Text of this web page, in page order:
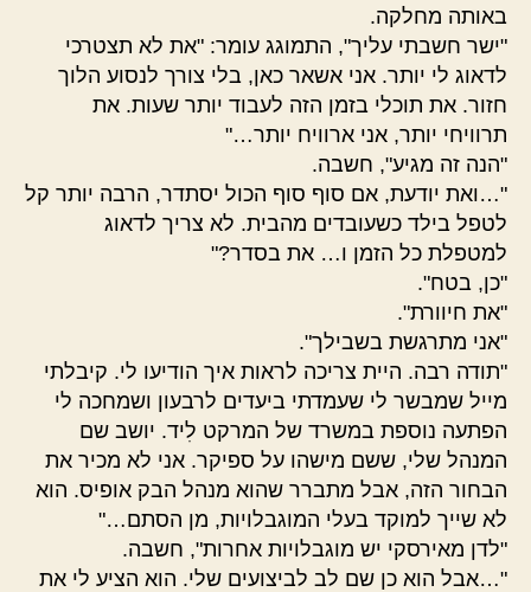
באותה מחלקה.
"ישר חשבתי עליך", התמוגג עומר: "את לא תצטרכי
לדאוג לי יותר. אני אשאר כאן, בלי צורך לנסוע הלוך
חזור. את תוכלי בזמן הזה לעבוד יותר שעות. את
תרוויחי יותר, אני ארוויח יותר…"
"הנה זה מגיע", חשבה.
"…ואת יודעת, אם סוף סוף הכול יסתדר, הרבה יותר קל
לטפל בילד כשעובדים מהבית. לא צריך לדאוג
למטפלת כל הזמן ו… את בסדר?"
"כן, בטח".
"את חיוורת".
"אני מתרגשת בשבילך".
"תודה רבה. היית צריכה לראות איך הודיעו לי. קיבלתי
מייל שמבשר לי שעמדתי ביעדים לרבעון ושמחכה לי
הפתעה נוספת במשרד של המרקט לִיד. יושב שם
המנהל שלי, ששם מישהו על ספיקר. אני לא מכיר את
הבחור הזה, אבל מתברר שהוא מנהל הבק אופיס. הוא
לא שייך למוקד בעלי המוגבלויות, מן הסתם…"
"לדן מאירסקי יש מוגבלויות אחרות", חשבה.
"…אבל הוא כן שם לב לביצועים שלי. הוא הציע לי את